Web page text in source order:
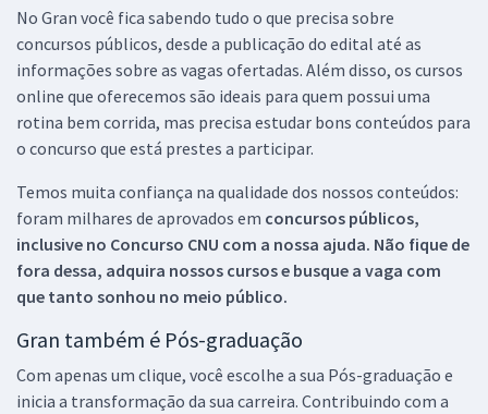
No Gran você fica sabendo tudo o que precisa sobre
concursos públicos, desde a publicação do edital até as
informações sobre as vagas ofertadas. Além disso, os cursos
online que oferecemos são ideais para quem possui uma
rotina bem corrida, mas precisa estudar bons conteúdos para
o concurso que está prestes a participar.
Temos muita confiança na qualidade dos nossos conteúdos:
foram milhares de aprovados em concursos públicos,
inclusive no Concurso CNU com a nossa ajuda. Não fique de
fora dessa, adquira nossos cursos e busque a vaga com
que tanto sonhou no meio público.
Gran também é Pós-graduação
Com apenas um clique, você escolhe a sua Pós-graduação e
inicia a transformação da sua carreira. Contribuindo com a